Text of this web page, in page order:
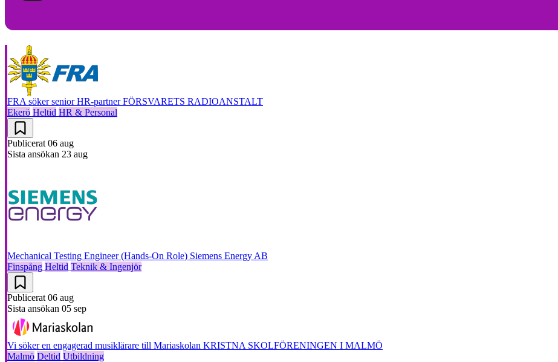
FRA söker senior HR-partner FÖRSVARETS RADIOANSTALT
Ekerö Heltid HR & Personal
Publicerat 06 aug
Sista ansökan 23 aug
Mechanical Testing Engineer (Hands-On Role) Siemens Energy AB
Finspång Heltid Teknik & Ingenjör
Publicerat 06 aug
Sista ansökan 05 sep
Vi söker en engagerad musiklärare till Mariaskolan KRISTNA SKOLFÖRENINGEN I MALMÖ
Malmö Deltid Utbildning